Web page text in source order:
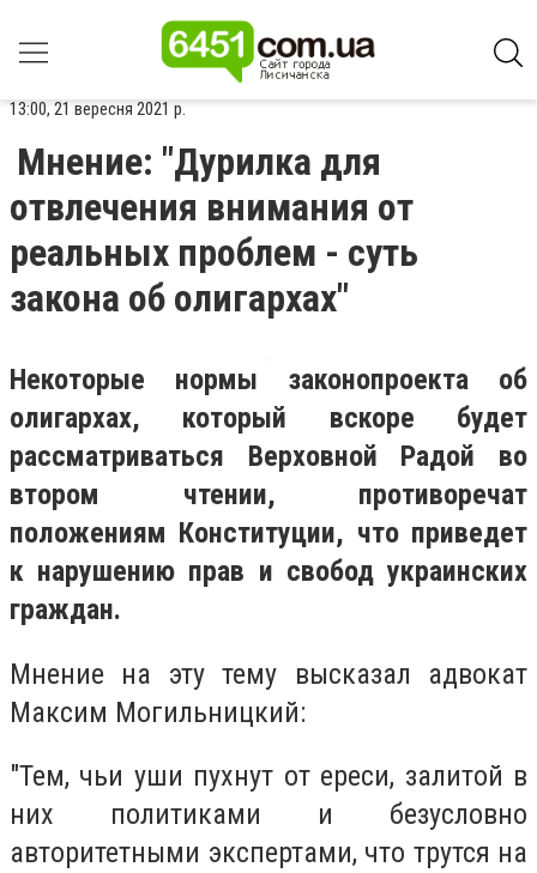
13:00, 21 вересня 2021 р.
Мнение: "Дурилка для
отвлечения внимания от
реальных проблем - суть
закона об олигархах"
Некоторые нормы законопроекта об
олигархах, который вскоре будет
рассматриваться Верховной Радой во
втором чтении, противоречат
положениям Конституции, что приведет
к нарушению прав и свобод украинских
граждан.
Мнение на эту тему высказал адвокат
Максим Могильницкий:
"Тем, чьи уши пухнут от ереси, залитой в
них политиками и безусловно
авторитетными экспертами, что трутся на